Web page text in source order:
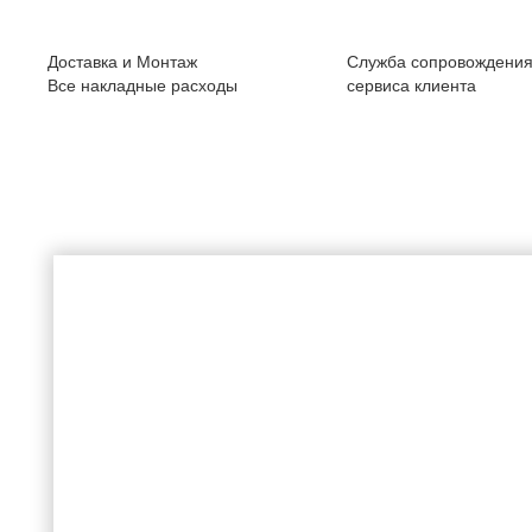
Доставка и Монтаж
Все накладные расходы
Служба сопровождения
сервиса клиента